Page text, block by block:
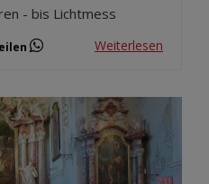
- bis Lichtmess
Weiterlesen